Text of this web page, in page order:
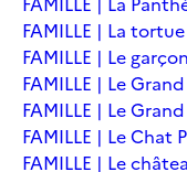
FAMILLE | La
FAMILLE | Le
FAMILLE | Le
FAMILLE | Le
FAMILLE | Le
FAMILLE | Le